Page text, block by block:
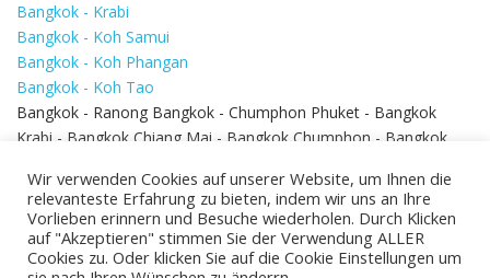
Bangkok - Krabi
Bangkok - Koh Samui
Bangkok - Koh Phangan
Bangkok - Koh Tao
Bangkok - Ranong Bangkok - Chumphon Phuket - Bangkok
Krabi - Bangkok Chiang Mai - Bangkok Chumphon - Bangkok
Bangkok - Hua Hin
Wir verwenden Cookies auf unserer Website, um Ihnen die
relevanteste Erfahrung zu bieten, indem wir uns an Ihre
Vorlieben erinnern und Besuche wiederholen. Durch Klicken
auf "Akzeptieren" stimmen Sie der Verwendung ALLER
Cookies zu. Oder klicken Sie auf die Cookie Einstellungen um